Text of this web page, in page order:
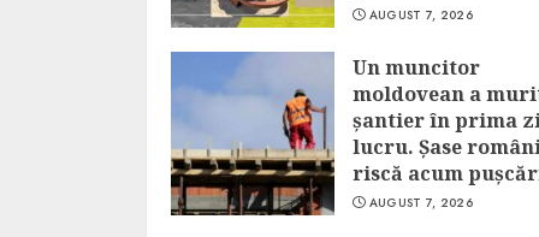
AUGUST 7, 2026
Un muncitor
moldovean a
șantier în prima
lucru. Șase
riscă acum
AUGUST 7, 2026